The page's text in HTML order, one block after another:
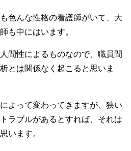
色んな性格の看護師がいて、大
も中にはいます。
間性によるものなので、職員間
とは関係なく起こると思いま
よって変わってきますが、狭い
ラブルがあるとすれば、それは
います。